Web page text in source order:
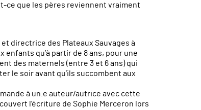
ce que les pères reviennent vraiment
directrice des Plateaux Sauvages à
qu’à partir de 8 ans, pour une
des maternels (entre 3 et 6 ans) qui
le soir avant qu’ils succombent aux
à un.e auteur/autrice avec cette
l’écriture de Sophie Merceron lors